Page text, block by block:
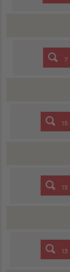
7
15
15
13